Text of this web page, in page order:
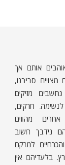
אותם אך
סביבנו,
מזיקים
לנשימה. חרקים,
אחרים מהווים
הם נידבך חשוב
למרקם
בלעדיהם אין